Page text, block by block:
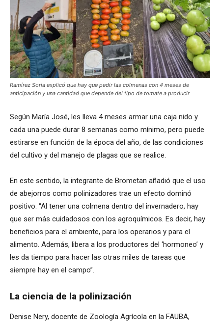
Ramírez Soria explicó que hay que pedir las colmenas con 4 meses de
anticipación y una cantidad que depende del tipo de tomate a producir
Según María José, les lleva 4 meses armar una caja nido y
cada una puede durar 8 semanas como mínimo, pero puede
estirarse en función de la época del año, de las condiciones
del cultivo y del manejo de plagas que se realice.
En este sentido, la integrante de Brometan añadió que el uso
de abejorros como polinizadores trae un efecto dominó
positivo. “Al tener una colmena dentro del invernadero, hay
que ser más cuidadosos con los agroquímicos. Es decir, hay
beneficios para el ambiente, para los operarios y para el
alimento. Además, libera a los productores del ‘hormoneo’ y
les da tiempo para hacer las otras miles de tareas que
siempre hay en el campo”.
La ciencia de la polinización
Denise Nery, docente de Zoología Agrícola en la FAUBA,